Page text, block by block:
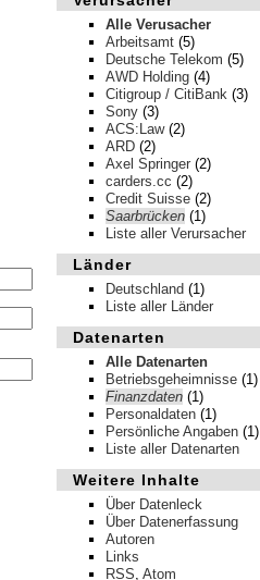
Alle Verusacher
Arbeitsamt (5)
Deutsche Telekom (5)
AWD Holding (4)
Citigroup / CitiBank (3)
Sony (3)
ACS:Law(2)
ARD (2)
Axel Springer (2)
carders.cc (2)
Credit Suisse (2)
Saarbrücken (1)
Liste aller Verursacher
Länder
Deutschland (1)
Liste aller Länder
Datenarten
Alle Datenarten
Betriebsgeheimnisse (1)
Finanzdaten (1)
Personaldaten (1)
Persönliche Angaben (1)
Liste aller Datenarten
Weitere Inhalte
Über Datenleck
Über Datenerfassung
Autoren
Links
RSS, Atom